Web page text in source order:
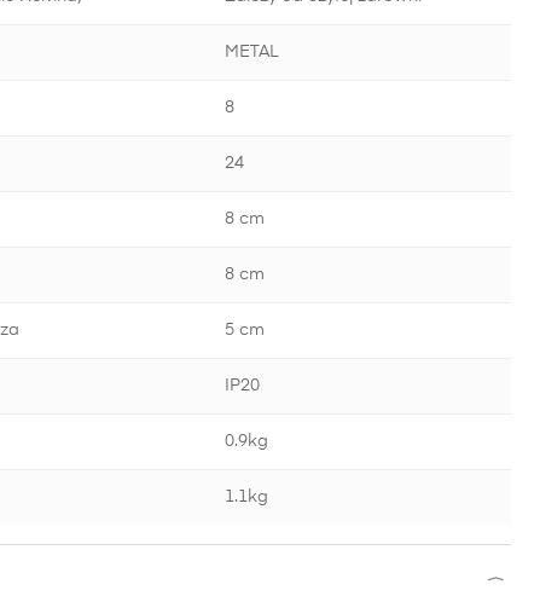
METAL
8
24
8 cm
8 cm
5 cm
IP20
0.9kg
1.1kg